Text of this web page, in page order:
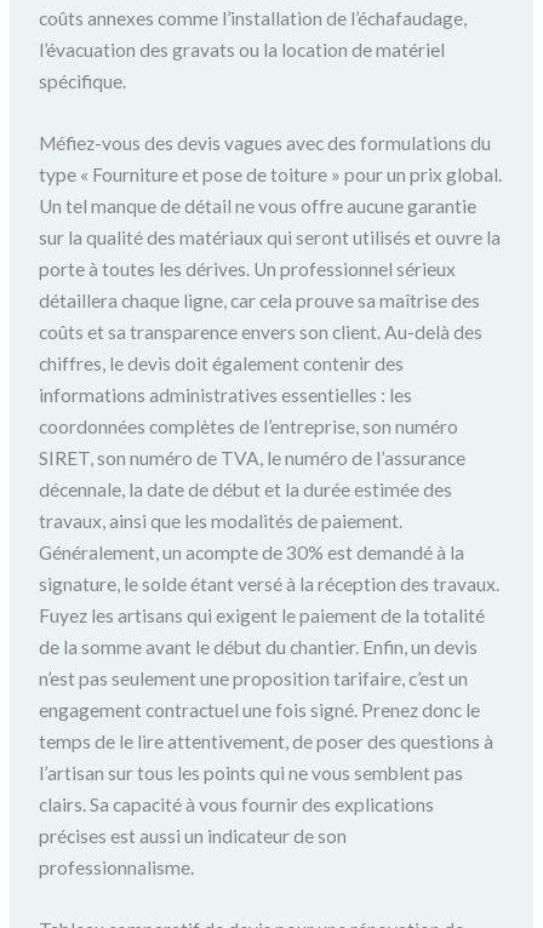
coûts annexes comme l’installation de l’échafaudage,
l’évacuation des gravats ou la location de matériel
spécifique.
Méfiez-vous des devis vagues avec des formulations du
type « Fourniture et pose de toiture » pour un prix global.
Un tel manque de détail ne vous offre aucune garantie
sur la qualité des matériaux qui seront utilisés et ouvre la
porte à toutes les dérives. Un professionnel sérieux
détaillera chaque ligne, car cela prouve sa maîtrise des
coûts et sa transparence envers son client. Au-delà des
chiffres, le devis doit également contenir des
informations administratives essentielles : les
coordonnées complètes de l’entreprise, son numéro
SIRET, son numéro de TVA, le numéro de l’assurance
décennale, la date de début et la durée estimée des
travaux, ainsi que les modalités de paiement.
Généralement, un acompte de 30% est demandé à la
signature, le solde étant versé à la réception des travaux.
Fuyez les artisans qui exigent le paiement de la totalité
de la somme avant le début du chantier. Enfin, un devis
n’est pas seulement une proposition tarifaire, c’est un
engagement contractuel une fois signé. Prenez donc le
temps de le lire attentivement, de poser des questions à
l’artisan sur tous les points qui ne vous semblent pas
clairs. Sa capacité à vous fournir des explications
précises est aussi un indicateur de son
professionnalisme.